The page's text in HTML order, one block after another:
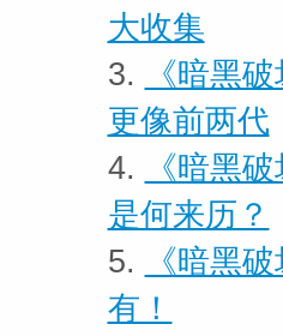
大收集
3.
《暗黑
更像前两代
4.
《暗黑
是何来历？
5.
《暗黑
有！